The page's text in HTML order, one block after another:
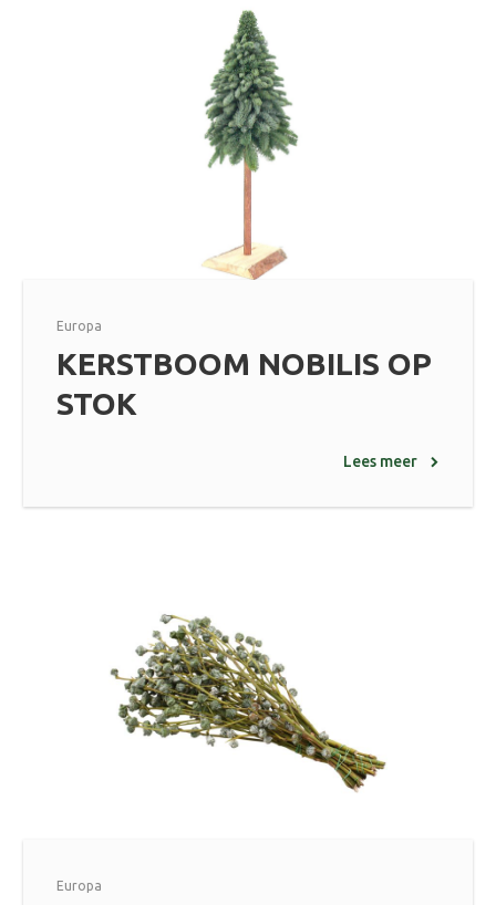
Europa
KERSTBOOM NOBILIS OP
STOK
Lees meer
Europa